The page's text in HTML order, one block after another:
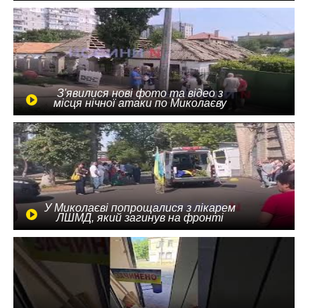
З'явилися нові фото та відео з
місця нічної атаки по Миколаєву
У Миколаєві попрощалися з лікарем
ЛШМД, який загинув на фронті